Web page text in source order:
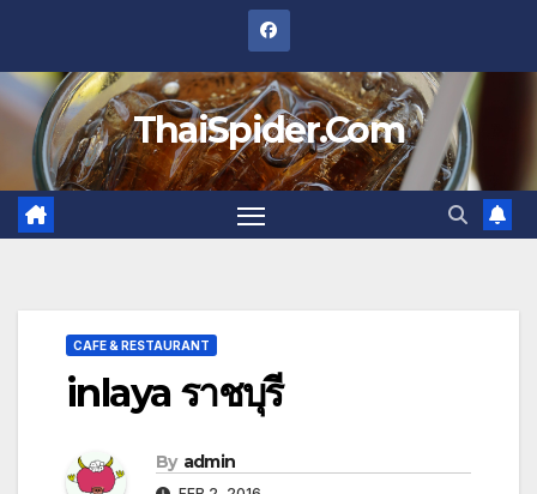
content
ThaiSpider.Com
CAFE & RESTAURANT
inlaya ราชบุรี
By admin